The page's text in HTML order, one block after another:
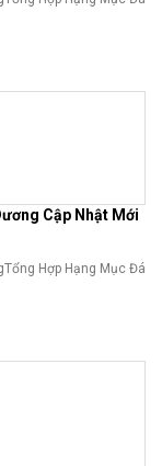
Cập Nhật Mới
Hợp Hạng Mục Đá